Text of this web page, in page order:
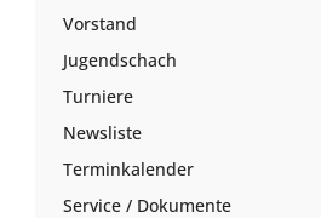
Vorstand
Jugendschach
Turniere
Newsliste
Terminkalender
Service / Dokumente